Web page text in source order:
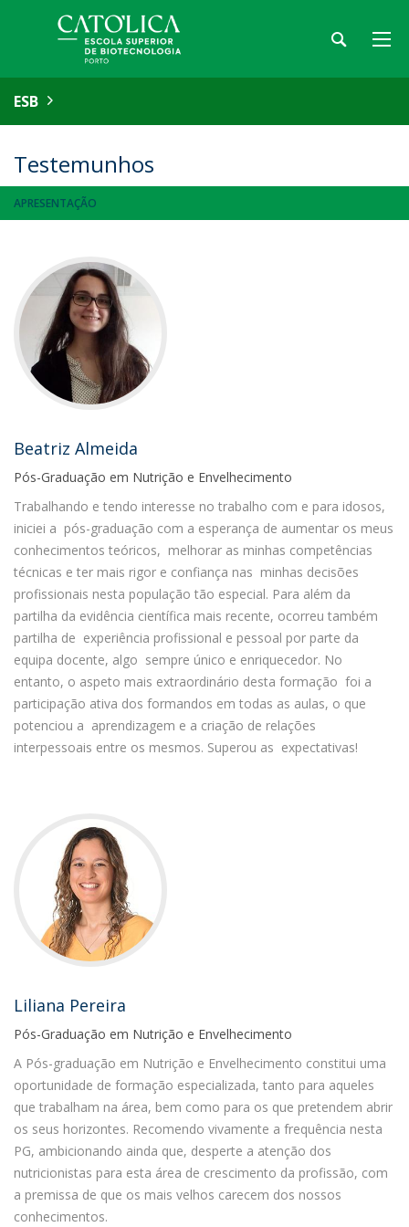
ESB
Testemunhos
APRESENTAÇÃO
Beatriz Almeida
Pós-Graduação em Nutrição e Envelhecimento
Trabalhando e tendo interesse no trabalho com e para idosos,
iniciei a pós-graduação com a esperança de aumentar os meus
conhecimentos teóricos, melhorar as minhas competências
técnicas e ter mais rigor e confiança nas minhas decisões
profissionais nesta população tão especial. Para além da
partilha da evidência científica mais recente, ocorreu também
partilha de experiência profissional e pessoal por parte da
equipa docente, algo sempre único e enriquecedor. No
entanto, o aspeto mais extraordinário desta formação foi a
participação ativa dos formandos em todas as aulas, o que
potenciou a aprendizagem e a criação de relações
interpessoais entre os mesmos. Superou as expectativas!
Liliana Pereira
Pós-Graduação em Nutrição e Envelhecimento
A Pós-graduação em Nutrição e Envelhecimento constitui uma
oportunidade de formação especializada, tanto para aqueles
que trabalham na área, bem como para os que pretendem abrir
os seus horizontes. Recomendo vivamente a frequência nesta
PG, ambicionando ainda que, desperte a atenção dos
nutricionistas para esta área de crescimento da profissão, com
a premissa de que os mais velhos carecem dos nossos
conhecimentos.